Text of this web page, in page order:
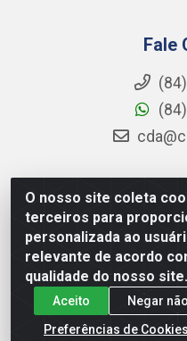
O nosso site coleta
terceiros para
personalizada ao
relevante de acordo
qualidade do nosso site.
Aceito
Negar
Preferências de Cookies
Fale
CDA Distribuidora -
Parnamirim,